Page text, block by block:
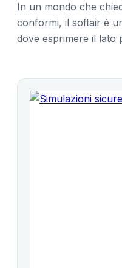
In un mondo che
conformi, il softair è
dove esprimere il lato